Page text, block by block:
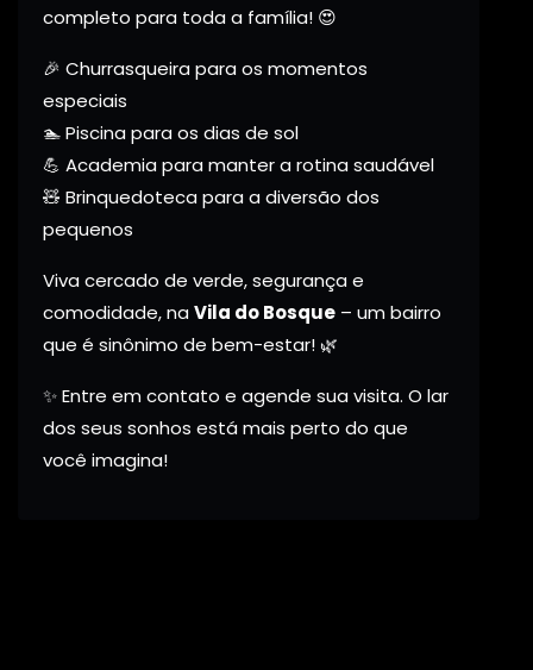
completo para toda a família! 😍
🎉 Churrasqueira para os momentos
especiais
🏊 Piscina para os dias de sol
💪 Academia para manter a rotina saudável
🧸 Brinquedoteca para a diversão dos
pequenos
Viva cercado de verde, segurança e
comodidade, na Vila do Bosque – um bairro
que é sinônimo de bem-estar! 🌿
✨ Entre em contato e agende sua visita. O lar
dos seus sonhos está mais perto do que
você imagina!